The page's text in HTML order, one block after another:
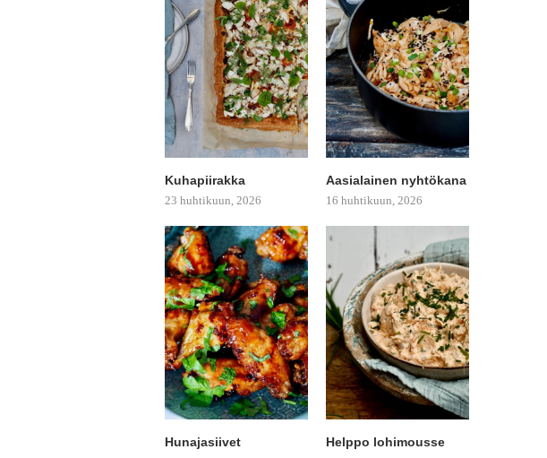
Kuhapiirakka
23 huhtikuun, 2026
Aasialainen nyhtökana
16 huhtikuun, 2026
Hunajasiivet Helppo lohimousse